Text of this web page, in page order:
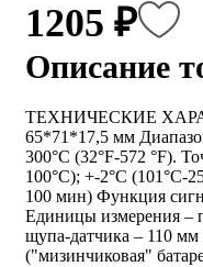
1205 ₽
Описание
ТЕХНИЧЕСКИЕ
65*71*17,5 мм
300°C (32°F-572 °F).
100°C); +-2°C (101°C-
100 мин) Функция
Единицы измерения –
щупа-датчика – 110
("мизинчиковая"